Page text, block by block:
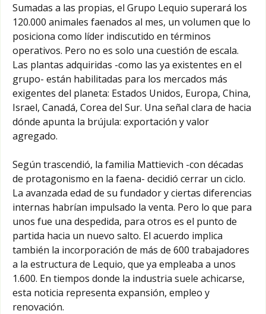
Sumadas a las propias, el Grupo Lequio superará los
120.000 animales faenados al mes, un volumen que lo
posiciona como líder indiscutido en términos
operativos. Pero no es solo una cuestión de escala.
Las plantas adquiridas -como las ya existentes en el
grupo- están habilitadas para los mercados más
exigentes del planeta: Estados Unidos, Europa, China,
Israel, Canadá, Corea del Sur. Una señal clara de hacia
dónde apunta la brújula: exportación y valor
agregado.
Según trascendió, la familia Mattievich -con décadas
de protagonismo en la faena- decidió cerrar un ciclo.
La avanzada edad de su fundador y ciertas diferencias
internas habrían impulsado la venta. Pero lo que para
unos fue una despedida, para otros es el punto de
partida hacia un nuevo salto. El acuerdo implica
también la incorporación de más de 600 trabajadores
a la estructura de Lequio, que ya empleaba a unos
1.600. En tiempos donde la industria suele achicarse,
esta noticia representa expansión, empleo y
renovación.